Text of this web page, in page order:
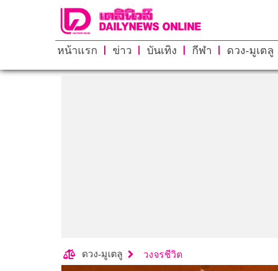
หน้าแรก ข่าว บันเทิง กีฬา ดวง-มูเตลู
ดวง-มูเตลู วงจรชีวิต